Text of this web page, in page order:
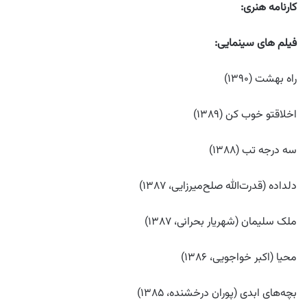
کارنامه هنری:
فیلم های سینمایی:
راه بهشت (۱۳۹۰)
اخلاقتو خوب کن (۱۳۸۹)
سه درجه تب (۱۳۸۸)
دلداده (قدرت‌الله صلح‌میرزایی، ۱۳۸۷)
ملک سلیمان (شهریار بحرانی، ۱۳۸۷)
محیا (اکبر خواجویی، ۱۳۸۶)
بچه‌های ابدی (پوران درخشنده، ۱۳۸۵)